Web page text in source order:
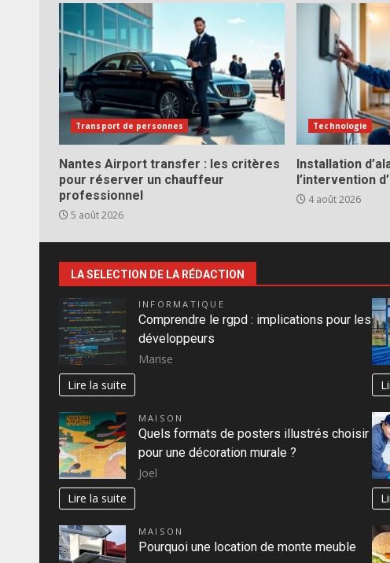
Transport de personnes
Nantes Airport transfer : les critères
pour réserver un chauffeur
professionnel
5 août 2026
Technologie
Installation
l’intervention
4 août 2026
LA SELECTION DE LA RÉDACTION
INFORMATIQUE
Comprendre le rgpd : implications pour les
développeurs
Marise
Lire la suite
MAISON
Quels formats de posters illustrés choisir
pour une décoration murale ?
Joel
Lire la suite
MAISON
Pourquoi une location de monte meuble